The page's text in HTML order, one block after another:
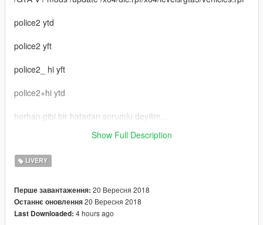
police2 ytd
police2 yft
police2_ hi yft
police2+hi ytd
herhan gibi bir hatadan sorumlu deyilim,,,
Show Full Description
LIVERY
Перше завантаження: 20 Вересня 2018
Останнє оновлення20 Вересня 2018
Last Downloaded: 4 hours ago